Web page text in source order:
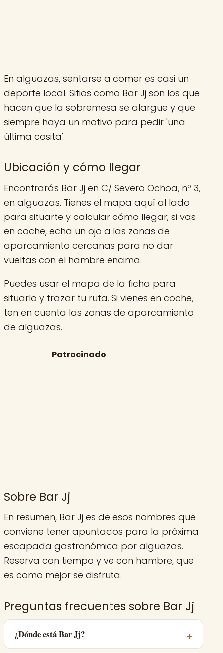
En alguazas, sentarse a comer es casi un
deporte local. Sitios como Bar Jj son los que
hacen que la sobremesa se alargue y que
siempre haya un motivo para pedir 'una
última cosita'.
Ubicación y cómo llegar
Encontrarás Bar Jj en C/ Severo Ochoa, nº 3,
en alguazas. Tienes el mapa aquí al lado
para situarte y calcular cómo llegar; si vas
en coche, echa un ojo a las zonas de
aparcamiento cercanas para no dar
vueltas con el hambre encima.
Puedes usar el mapa de la ficha para
situarlo y trazar tu ruta. Si vienes en coche,
ten en cuenta las zonas de aparcamiento
de alguazas.
Sobre Bar Jj
En resumen, Bar Jj es de esos nombres que
conviene tener apuntados para la próxima
escapada gastronómica por alguazas.
Reserva con tiempo y ve con hambre, que
es como mejor se disfruta.
Preguntas frecuentes sobre Bar Jj
¿Dónde está Bar Jj?